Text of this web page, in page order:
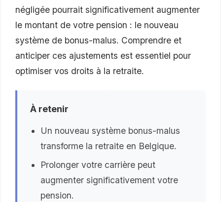
négligée pourrait significativement augmenter
le montant de votre pension : le nouveau
système de bonus-malus. Comprendre et
anticiper ces ajustements est essentiel pour
optimiser vos droits à la retraite.
À retenir
Un nouveau système bonus-malus
transforme la retraite en Belgique.
Prolonger votre carrière peut
augmenter significativement votre
pension.